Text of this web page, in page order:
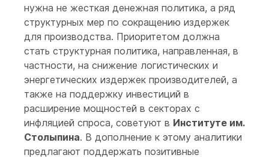
нужна не жесткая денежная политика, а ряд
структурных мер по сокращению издержек
для производства. Приоритетом должна
стать структурная политика, направленная, в
частности, на снижение логистических и
энергетических издержек производителей, а
также на поддержку инвестиций в
расширение мощностей в секторах с
инфляцией спроса, советуют в Институте им.
Столыпина. В дополнение к этому аналитики
предлагают поддержать позитивные